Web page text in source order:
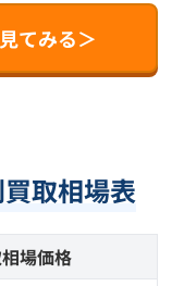
てみる＞
取相場表
場価格